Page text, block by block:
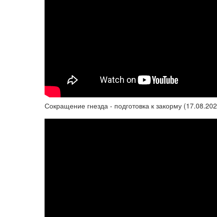
Сокращение гнезда - подготовка к закорму